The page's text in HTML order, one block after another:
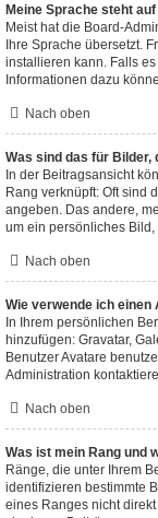
Meine Sprache steht
Meist hat die Board-
Ihre Sprache übersetzt.
installieren kann. Falls
Informationen dazu
Nach oben
Was sind das für Bilder,
In der Beitragsansicht
Rang verknüpft: Oft sind
angeben. Das andere,
um ein persönliches
Nach oben
Wie verwende ich einen
In Ihrem persönlichen
hinzufügen: Gravatar,
Benutzer Avatare
Administration
Nach oben
Was ist mein Rang und
Ränge, die unter Ihrem
identifizieren bestimmte
eines Ranges nicht